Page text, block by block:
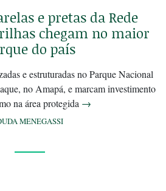
e pretas da Rede
chegam no maior
do país
e estruturadas no Parque Nacional
no Amapá, e marcam investimento
na área protegida →
MENEGASSI